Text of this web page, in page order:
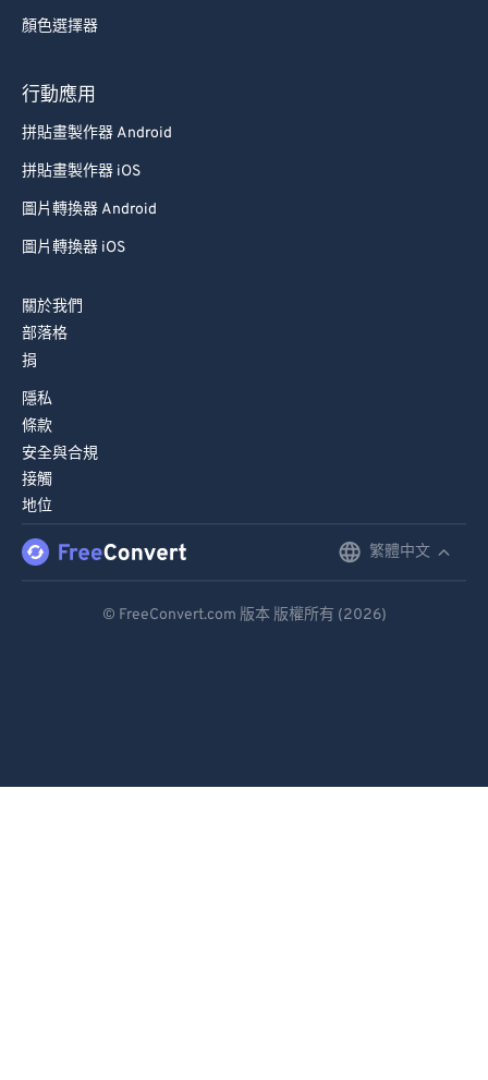
顏色選擇器
行動應用
拼貼畫製作器 Android
拼貼畫製作器 iOS
圖片轉換器 Android
圖片轉換器 iOS
關於我們
部落格
捐
隱私
條款
安全與合規
接觸
地位
繁體中文
© FreeConvert.com 版本 版權所有 (2026)